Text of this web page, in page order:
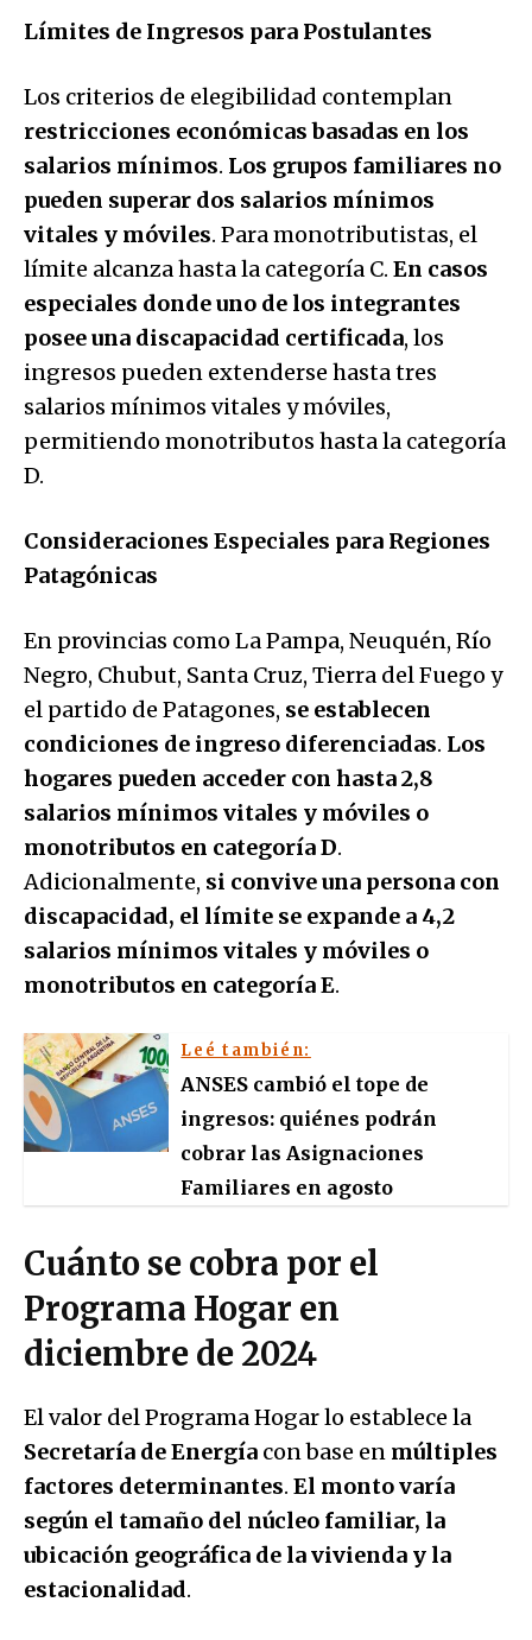
Límites de Ingresos para Postulantes
Los criterios de elegibilidad contemplan
restricciones económicas basadas en los
salarios mínimos. Los grupos familiares no
pueden superar dos salarios mínimos
vitales y móviles. Para monotributistas, el
límite alcanza hasta la categoría C. En casos
especiales donde uno de los integrantes
posee una discapacidad certificada, los
ingresos pueden extenderse hasta tres
salarios mínimos vitales y móviles,
permitiendo monotributos hasta la categoría
D.
Consideraciones Especiales para Regiones
Patagónicas
En provincias como La Pampa, Neuquén, Río
Negro, Chubut, Santa Cruz, Tierra del Fuego y
el partido de Patagones, se establecen
condiciones de ingreso diferenciadas. Los
hogares pueden acceder con hasta 2,8
salarios mínimos vitales y móviles o
monotributos en categoría D.
Adicionalmente, si convive una persona con
discapacidad, el límite se expande a 4,2
salarios mínimos vitales y móviles o
monotributos en categoría E.
Leé también:
ANSES cambió el tope de
ingresos: quiénes podrán
cobrar las Asignaciones
Familiares en agosto
Cuánto se cobra por el
Programa Hogar en
diciembre de 2024
El valor del Programa Hogar lo establece la
Secretaría de Energía con base en múltiples
factores determinantes. El monto varía
según el tamaño del núcleo familiar, la
ubicación geográfica de la vivienda y la
estacionalidad.